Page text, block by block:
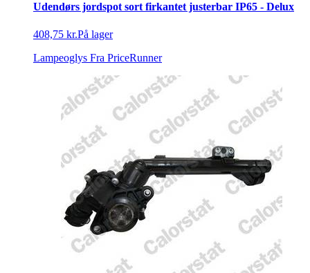
Udendørs jordspot sort firkantet justerbar IP65 - Delux
408,75 kr.På lager
Lampeoglys Fra PriceRunner